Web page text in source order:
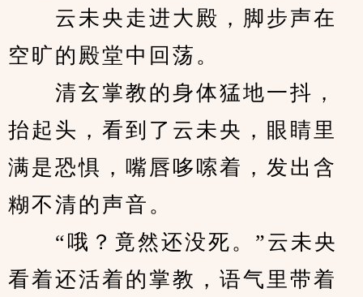
云未央走进大殿，脚步声在
空旷的殿堂中回荡。
清玄掌教的身体猛地一抖，
抬起头，看到了云未央，眼睛里
满是恐惧，嘴唇哆嗦着，发出含
糊不清的声音。
“哦？竟然还没死。”云未央
看着还活着的掌教，语气里带着